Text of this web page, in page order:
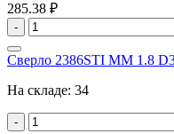
285.38 ₽
-
Сверло 2386STI MM 1.8
На складе: 34
-